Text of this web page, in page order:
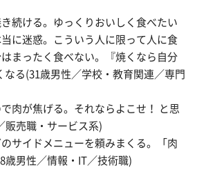
続ける。ゆっくりおいしく食べたい
に迷惑。こういう人に限って人に食
まったく食べない。『焼くなら自分
なる(31歳男性／学校・教育関連／専門
肉が焦げる。それならよこせ！ と思
販売職・サービス系)
サイドメニューを頼みまくる。「肉
歳男性／情報・IT／技術職)